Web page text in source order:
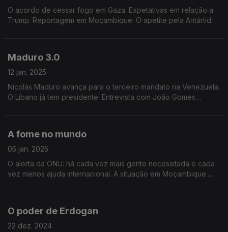
O acordo de cessar fogo em Gaza. Expetativas em relação a
Trump. Reportagem em Moçambique. O apetite pela Antártida.
Maduro 3.0
12 jan. 2025
Nicolás Maduro avança para o terceiro mandato na Venezuela.
O Líbano já tem presidente. Entrevista com João Gomes
A fome no mundo
05 jan. 2025
O alerta da ONU: há cada vez mais gente necessitada e cada
vez menos ajuda internacional. A situação em Moçambique.
O poder de Erdogan
22 dez. 2024